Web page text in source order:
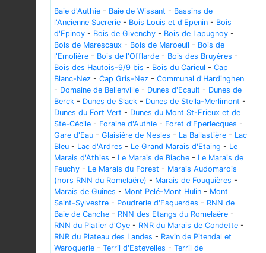
Baie d'Authie - Baie de Wissant - Bassins de
l'Ancienne Sucrerie - Bois Louis et d'Epenin - Bois
d'Epinoy - Bois de Givenchy - Bois de Lapugnoy -
Bois de Marescaux - Bois de Maroeuil - Bois de
l'Emolière - Bois de l'Offlarde - Bois des Bruyères -
Bois des Hautois-9/9 bis - Bois du Carieul - Cap
Blanc-Nez - Cap Gris-Nez - Communal d'Hardinghen
- Domaine de Bellenville - Dunes d'Ecault - Dunes de
Berck - Dunes de Slack - Dunes de Stella-Merlimont -
Dunes du Fort Vert - Dunes du Mont St-Frieux et de
Ste-Cécile - Foraine d'Authie - Foret d'Eperlecques -
Gare d'Eau - Glaisière de Nesles - La Ballastière - Lac
Bleu - Lac d'Ardres - Le Grand Marais d'Etaing - Le
Marais d'Athies - Le Marais de Biache - Le Marais de
Feuchy - Le Marais du Forest - Marais Audomarois
(hors RNN du Romelaëre) - Marais de Fouquières -
Marais de Guînes - Mont Pelé-Mont Hulin - Mont
Saint-Sylvestre - Poudrerie d'Esquerdes - RNN de
Baie de Canche - RNN des Etangs du Romelaëre -
RNN du Platier d'Oye - RNR du Marais de Condette -
RNR du Plateau des Landes - Ravin de Pitendal et
Waroquerie - Terril d'Estevelles - Terril de